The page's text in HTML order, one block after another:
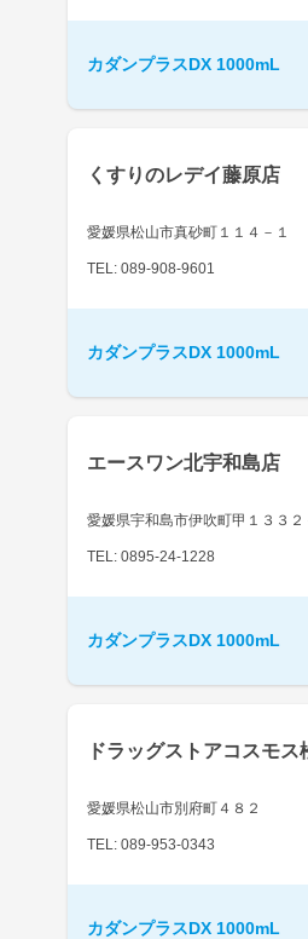
カダンプラスDX 1000mL
くすりのレデイ藤原店
愛媛県松山市真砂町１１４－１
TEL: 089-908-9601
カダンプラスDX 1000mL
エースワン北宇和島店
愛媛県宇和島市伊吹町甲１３３２
TEL: 0895-24-1228
カダンプラスDX 1000mL
ドラッグストアコスモス
愛媛県松山市別府町４８２
TEL: 089-953-0343
カダンプラスDX 1000mL